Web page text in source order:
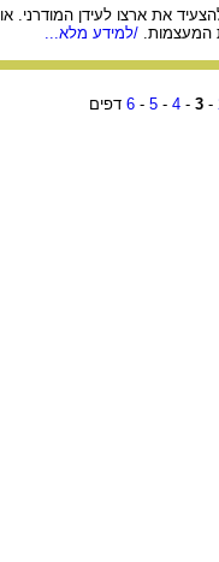
את ארצו לעידן המודרני.
המעצמות. /למידע מלא...
-
3
-
4
-
5
-
6 דפים